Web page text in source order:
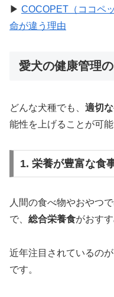
▶︎ COCOPET（ココペ
命が違う理由
愛犬の健康管理
どんな犬種でも、 適切
能性を上げることが可能
1. 栄養が豊富な食
人間の食べ物やおやつ
で、 総合栄養食がおすす
近年注目されているのが
です。